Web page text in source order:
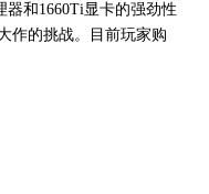
器和1660Ti显卡的强劲性
作的挑战。目前玩家购